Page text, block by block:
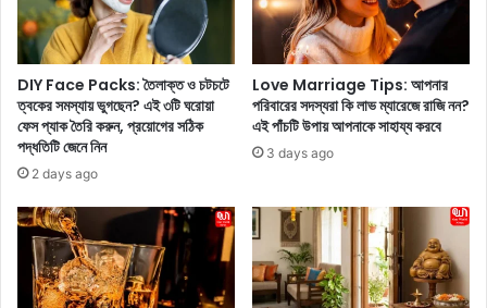
য়ে
ফ
ল
তা
য়
নি
র্বা
নে
কো
ন
কো
ন
খ
ব
র
আ
শি
DIY Face Packs: তৈলাক্ত ও চটচটে
ত্বকের সমস্যায় ভুগছেন? এই ৩টি ঘরোয়া
ফেস প্যাক তৈরি করুন, প্রয়োগের সঠিক
পদ্ধতিটি জেনে নিন
2 days ago
Love Marriage Tips: আপনার
পরিবারের সদস্যরা কি লাভ ম্যারেজে রাজি নন?
এই পাঁচটি উপায় আপনাকে সাহায্য করবে
3 days ago